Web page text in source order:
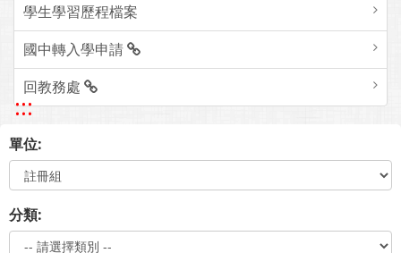
學生學習歷程檔案
國中轉入學申請
回教務處
:::
單位:
分類: